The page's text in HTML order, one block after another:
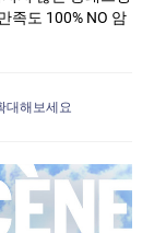
족도 100% NO 암
대해보세요